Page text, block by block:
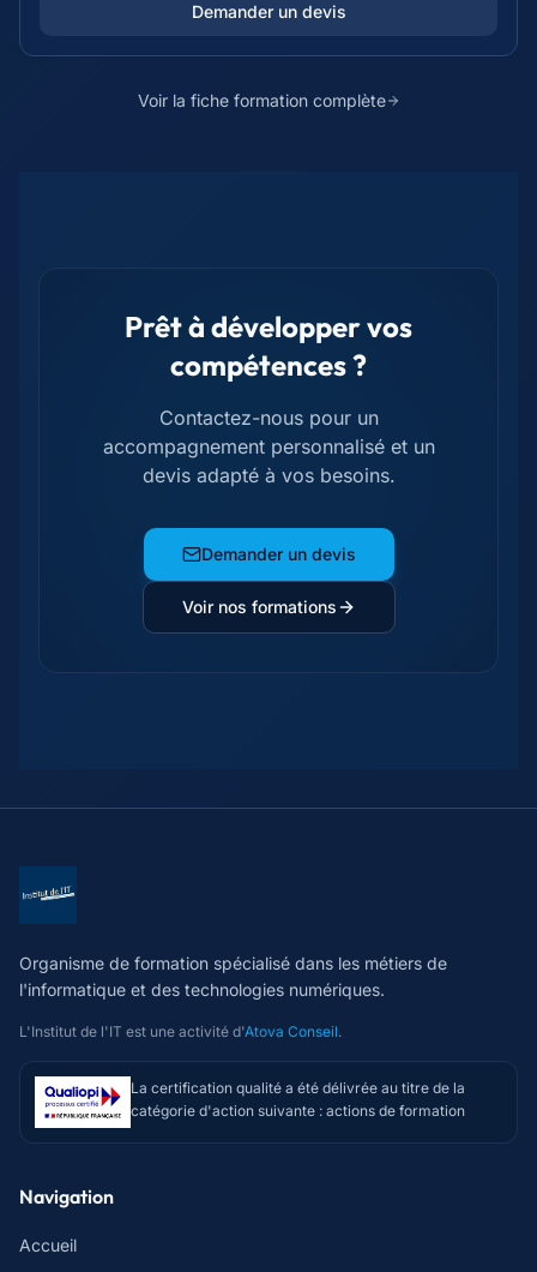
Demander un devis
Voir la fiche formation complète
Prêt à développer vos
compétences ?
Contactez-nous pour un
accompagnement personnalisé et un
devis adapté à vos besoins.
Demander un devis
Voir nos formations
Organisme de formation spécialisé dans les métiers de
l'informatique et des technologies numériques.
L'Institut de l'IT est une activité d'Atova Conseil.
La certification qualité a été délivrée au titre de la
catégorie d'action suivante : actions de formation
Navigation
Accueil